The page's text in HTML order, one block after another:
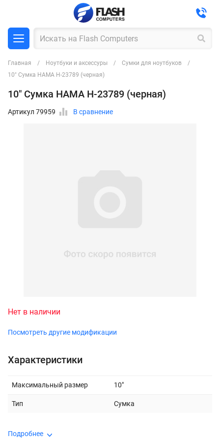
Главная Ноутбуки и аксессуры
Сумки для ноутбуков
10" Сумка HAMA H-23789 (черная)
10" Сумка HAMA H-23789 (черная)
Артикул 79959 В сравнение
Нет в наличии
Посмотреть другие модификации
Характеристики
Максимальный размер 10"
Тип Сумка
Подробнее